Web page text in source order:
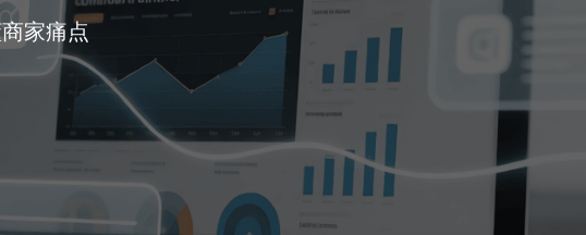
家痛点